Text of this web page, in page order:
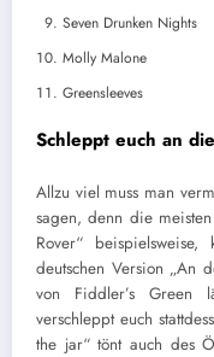
Seven Drunken Nights
Molly Malone
Greensleeves
Schleppt euch an
Allzu viel muss man
sagen, denn die
Rover“
deutschen Version „An
von Fiddler’s Green
verschleppt euch
the jar“ tönt auch des